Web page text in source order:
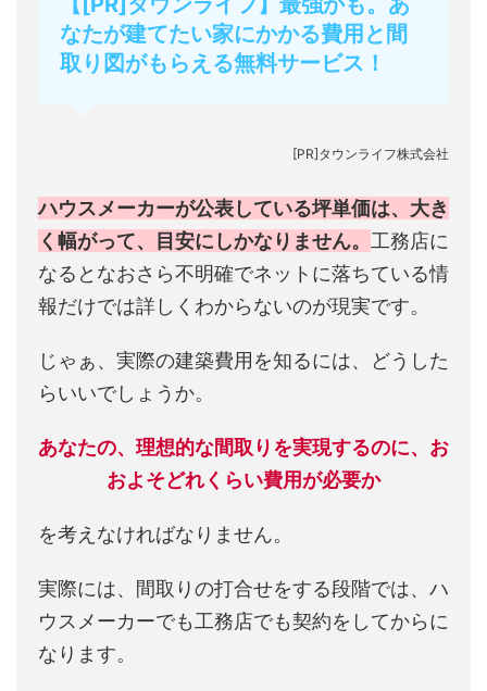
なたが建てたい家にかかる費用と間
取り図がもらえる無料サービス！
[PR]タウンライフ株式会社
ハウスメーカーが公表している坪単価は、大き
く幅がって、目安にしかなりません。 工務店に
なるとなおさら不明確でネットに落ちている情
報だけでは詳しくわからないのが現実です。
じゃぁ、実際の建築費用を知るには、どうした
らいいでしょうか。
あなたの、理想的な間取りを実現するのに、お
およそどれくらい費用が必要か
を考えなければなりません。
実際には、間取りの打合せをする段階では、ハ
ウスメーカーでも工務店でも契約をしてからに
なります。